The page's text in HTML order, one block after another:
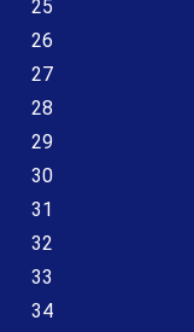
25
26
27
28
29
30
31
32
33
34